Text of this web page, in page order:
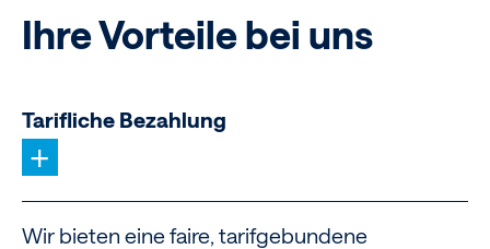
Ihre Vorteile bei uns
Tarifliche Bezahlung
+
Wir bieten eine faire, tarifgebundene